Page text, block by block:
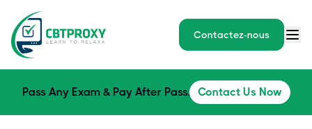
Contactez-nous
Pass Any Exam & Pay After Pass. Contact Us Now